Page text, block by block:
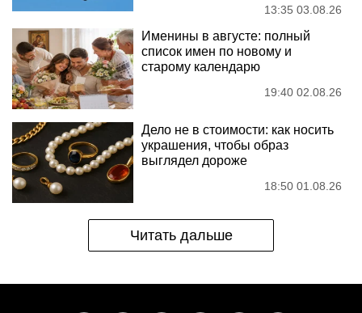
13:35 03.08.26
Именины в августе: полный
список имен по новому и
старому календарю
19:40 02.08.26
Дело не в стоимости: как носить
украшения, чтобы образ
выглядел дороже
18:50 01.08.26
Читать дальше